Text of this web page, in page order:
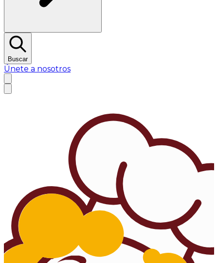
Buscar
Únete a nosotros